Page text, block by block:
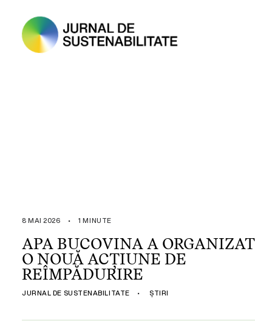
8 MAI 2026 • 1 MINUTE
APA BUCOVINA A ORGANIZAT
O NOUĂ ACȚIUNE DE
REÎMPĂDURIRE
JURNAL DE SUSTENABILITATE • ȘTIRI